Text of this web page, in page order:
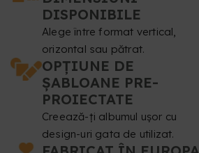
DISPONIBILE
Alege între format vertical,
orizontal sau pătrat.
OPȚIUNE DE
ȘABLOANE PRE-
PROIECTATE
Creează-ți albumul ușor cu
design-uri gata de utilizat.